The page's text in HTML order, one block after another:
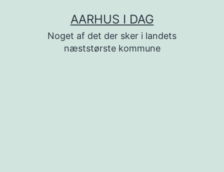
AARHUS I DAG
Noget af det der sker i landets
næststørste kommune